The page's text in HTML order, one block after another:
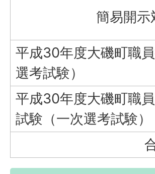
簡易開示
平成30年度大磯町職
選考試験）
平成30年度大磯町職
試験（一次選考試験）